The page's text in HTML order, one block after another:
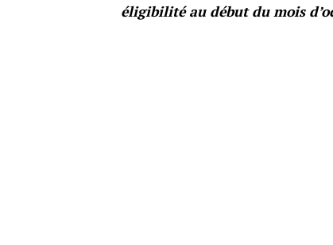
éligibilité au début du mois